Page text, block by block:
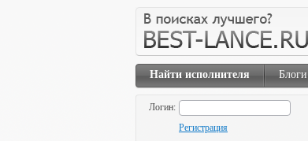
Найти исполнителя Блоги
Логин:
Регистрация